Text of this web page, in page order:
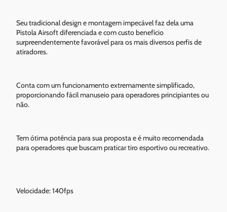
Seu tradicional design e montagem impecável faz dela uma
Pistola Airsoft diferenciada e com custo benefício
surpreendentemente favorável para os mais diversos perfis de
atiradores.
Conta com um funcionamento extremamente simplificado,
proporcionando fácil manuseio para operadores principiantes ou
não.
Tem ótima potência para sua proposta e é muito recomendada
para operadores que buscam praticar tiro esportivo ou recreativo.
Velocidade: 140fps